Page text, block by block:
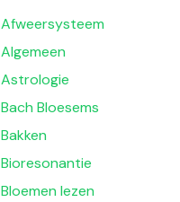
Afweersysteem
Algemeen
Astrologie
Bach Bloesems
Bakken
Bioresonantie
Bloemen lezen